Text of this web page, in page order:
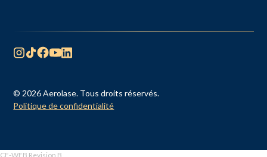
© 2026 Aerolase. Tous droits réservés.
Politique de confidentialité
CF-WEB Revision B